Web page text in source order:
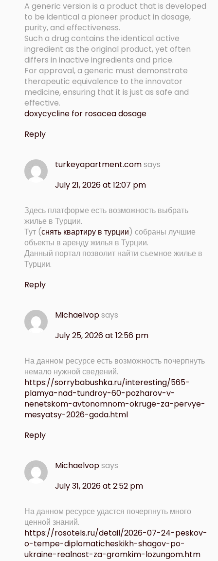
A generic version is a product that is developed
to be identical a pioneer product in dosage,
purity, and effectiveness.
Such a drug contains the identical active
ingredient as the original product, yet often
differs in inactive ingredients and price.
For approval, a generic must demonstrate
therapeutic equivalence to the innovator
medicine, ensuring that it is just as safe and
effective.
doxycycline for rosacea dosage
Reply
turkeyapartment.comsays
July 21, 2026 at 12:07 pm
Здесь платформе есть возможность выбрать
жилье в Турции.
Тут (снять квартиру в турции) собраны лучшие
объекты в аренду жилья в Турции.
Данный портал позволит найти съемное жилье в
Турции.
Reply
Michaelvopsays
July 25, 2026 at 12:56 pm
На данном ресурсе есть возможность почерпнуть
немало нужной сведений.
https://sorrybabushka.ru/interesting/565-
plamya-nad-tundroy-60-pozharov-v-
nenetskom-avtonomnom-okruge-za-pervye-
mesyatsy-2026-goda.html
Reply
Michaelvopsays
July 31, 2026 at 2:52 pm
На данном ресурсе удастся почерпнуть много
ценной знаний.
https://rosotels.ru/detail/2026-07-24-peskov-
o-tempe-diplomaticheskikh-shagov-po-
ukraine-realnost-za-gromkim-lozungom.htm